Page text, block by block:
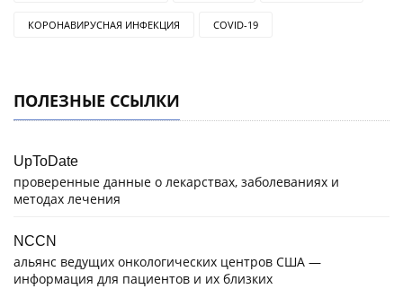
КОРОНАВИРУСНАЯ ИНФЕКЦИЯ COVID-19
ПОЛЕЗНЫЕ ССЫЛКИ
UpToDate
проверенные данные о лекарствах, заболеваниях и
методах лечения
NCCN
альянс ведущих онкологических центров США —
информация для пациентов и их близких